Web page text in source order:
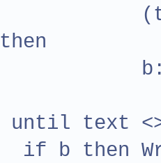
then
until text
if b then